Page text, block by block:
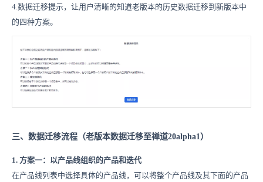
4.数据迁移提示，让用户清晰的知道老版本的历史数据迁移到新版本中
的四种方案。
三、数据迁移流程（老版本数据迁移至禅道20alpha1）
1. 方案一：以产品线组织的产品和迭代
在产品线列表中选择具体的产品线，可以将整个产品线及其下面的产品